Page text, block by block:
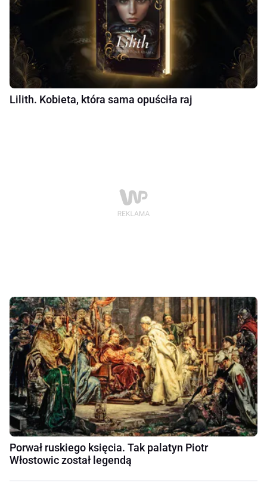
Lilith. Kobieta, która sama opuściła raj
Porwał ruskiego księcia. Tak palatyn Piotr
Włostowic został legendą